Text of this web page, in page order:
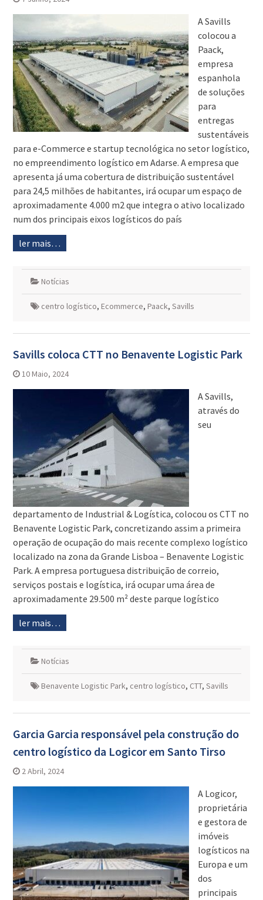
A Savills
colocou a
Paack,
empresa
espanhola
de soluções
para
entregas
sustentáveis
para e-Commerce e startup tecnológica no setor logístico,
no empreendimento logístico em Adarse. A empresa que
apresenta já uma cobertura de distribuição sustentável
para 24,5 milhões de habitantes, irá ocupar um espaço de
aproximadamente 4.000 m2 que integra o ativo localizado
num dos principais eixos logísticos do país
ler mais…
Notícias
centro logístico, Ecommerce, Paack, Savills
Savills coloca CTT no Benavente Logistic Park
10 Maio, 2024
A Savills,
através do
seu
departamento de Industrial & Logística, colocou os CTT no
Benavente Logistic Park, concretizando assim a primeira
operação de ocupação do mais recente complexo logístico
localizado na zona da Grande Lisboa – Benavente Logistic
Park. A empresa portuguesa distribuição de correio,
serviços postais e logística, irá ocupar uma área de
aproximadamente 29.500 m² deste parque logístico
ler mais…
Notícias
Benavente Logistic Park, centro logístico, CTT, Savills
Garcia Garcia responsável pela construção do
centro logístico da Logicor em Santo Tirso
2 Abril, 2024
A Logicor,
proprietária
e gestora de
imóveis
logísticos na
Europa e um
dos
principais